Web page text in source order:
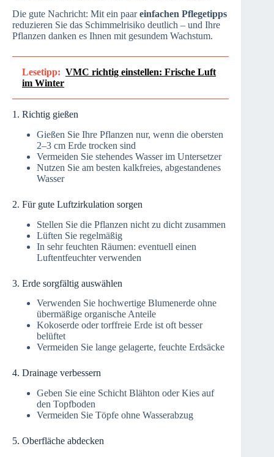
Die gute Nachricht: Mit ein paareinfachen Pflegetipps
reduzieren Sie das Schimmelrisiko deutlich – und Ihre
Pflanzen danken es Ihnen mit gesundem Wachstum.
Lesetipp: VMC richtig einstellen: Frische Luft
im Winter
1. Richtig gießen
Gießen Sie Ihre Pflanzen nur, wenn die obersten
2–3 cm Erde trocken sind
Vermeiden Sie stehendes Wasser im Untersetzer
Nutzen Sie am besten kalkfreies, abgestandenes
Wasser
2. Für gute Luftzirkulation sorgen
Stellen Sie die Pflanzen nicht zu dicht zusammen
Lüften Sie regelmäßig
In sehr feuchten Räumen: eventuell einen
Luftentfeuchter verwenden
3. Erde sorgfältig auswählen
Verwenden Sie hochwertige Blumenerde ohne
übermäßige organische Anteile
Kokoserde oder torffreie Erde ist oft besser
belüftet
Vermeiden Sie lange gelagerte, feuchte Erdsäcke
4. Drainage verbessern
Geben Sie eine Schicht Blähton oder Kies auf
den Topfboden
Vermeiden Sie Töpfe ohne Wasserabzug
5. Oberfläche abdecken